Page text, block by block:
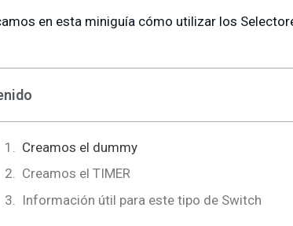
en esta miniguía cómo utilizar los
Creamos el dummy
Creamos el TIMER
Información útil para este tipo de Switch